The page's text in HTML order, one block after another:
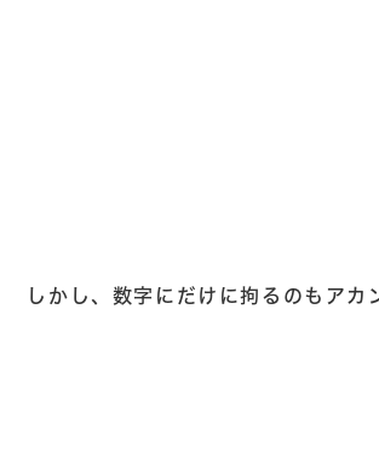
しかし、数字にだけに拘るのもアカ